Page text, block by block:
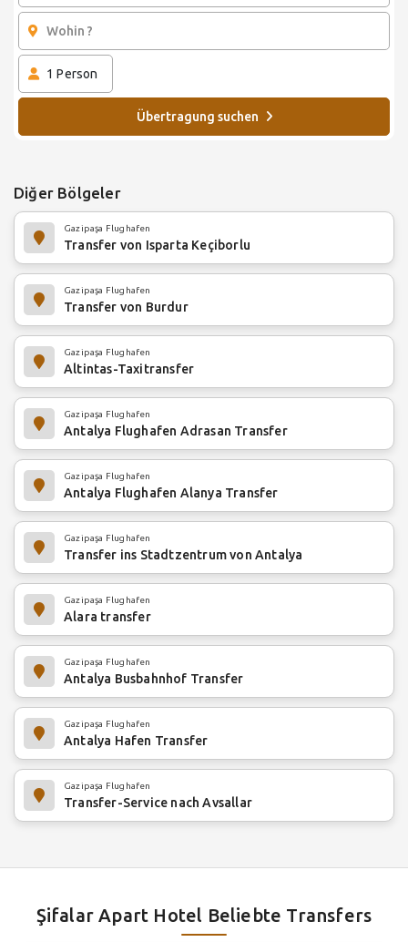
1 Person
Übertragung suchen
Diğer Bölgeler
Gazipaşa Flughafen
Transfer von Isparta Keçiborlu
Gazipaşa Flughafen
Transfer von Burdur
Gazipaşa Flughafen
Altintas-Taxitransfer
Gazipaşa Flughafen
Antalya Flughafen Adrasan Transfer
Gazipaşa Flughafen
Antalya Flughafen Alanya Transfer
Gazipaşa Flughafen
Transfer ins Stadtzentrum von Antalya
Gazipaşa Flughafen
Alara transfer
Gazipaşa Flughafen
Antalya Busbahnhof Transfer
Gazipaşa Flughafen
Antalya Hafen Transfer
Gazipaşa Flughafen
Transfer-Service nach Avsallar
Şifalar Apart Hotel Beliebte Transfers